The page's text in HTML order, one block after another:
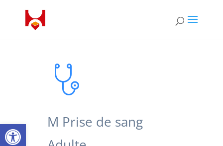
Ouvrir la barre d’outilsM Prise de sang